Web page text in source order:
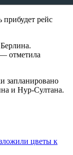
прибудет рейс
отметила
запланировано
и Нур-Султана.
цветы к